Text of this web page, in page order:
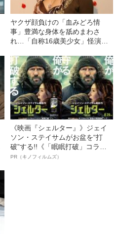
ヤクザ顔負けの「血みどろ情
事」豊満な身体を舐めまわさ
れ…「自称16歳美少女」怪演
ぎる“熟れ方”
《映画『シェルター』》ジェイ
ソン・ステイサムがお盆を“打
破”する!!《「眠眠打破」コラ
ボ》
PR（キノフィルムズ）